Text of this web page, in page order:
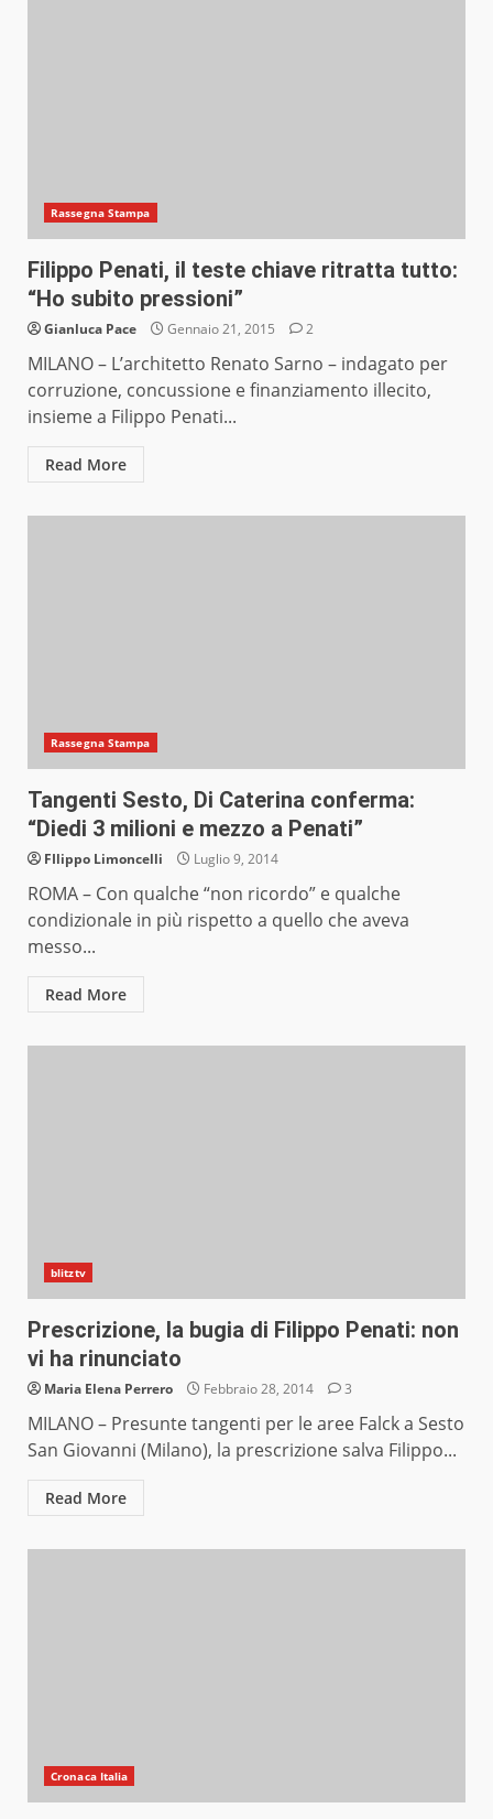
Rassegna Stampa
Filippo Penati, il teste chiave ritratta tutto:
“Ho subito pressioni”
Gianluca Pace Gennaio 21, 2015 2
MILANO – L’architetto Renato Sarno – indagato per
corruzione, concussione e finanziamento illecito,
insieme a Filippo Penati...
Read More
Rassegna Stampa
Tangenti Sesto, Di Caterina conferma:
“Diedi 3 milioni e mezzo a Penati”
FIlippo Limoncelli Luglio 9, 2014
ROMA – Con qualche “non ricordo” e qualche
condizionale in più rispetto a quello che aveva
messo...
Read More
blitztv
Prescrizione, la bugia di Filippo Penati: non
vi ha rinunciato
Maria Elena Perrero Febbraio 28, 2014 3
MILANO – Presunte tangenti per le aree Falck a Sesto
San Giovanni (Milano), la prescrizione salva Filippo...
Read More
Cronaca Italia